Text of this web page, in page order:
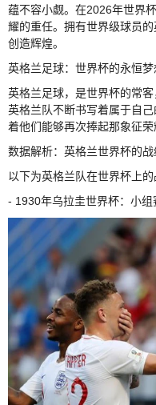
蕴不容小觑。在2026年世界
耀的重任。拥有世界级球员
创造辉煌。
英格兰足球：世界杯的永恒梦
英格兰足球，是世界杯的常
英格兰队不断书写着属于自
着他们能够再次捧起那象征荣
数据解析：英格兰世界杯的战
以下为英格兰队在世界杯上的
- 1930年乌拉圭世界杯：小组